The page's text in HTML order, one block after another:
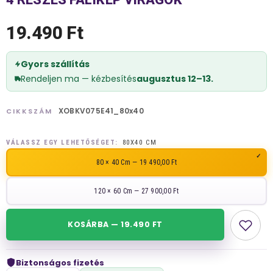
19.490 Ft
Gyors szállítás
Rendeljen ma — kézbesítésaugusztus 12–13.
CIKKSZÁM XOBKV075E41_80x40
VÁLASSZ EGY LEHETŐSÉGET: 80X40 CM
80 × 40 Cm — 19 490,00 Ft
120 × 60 Cm — 27 900,00 Ft
KOSÁRBA — 19.490 FT
Biztonságos fizetés